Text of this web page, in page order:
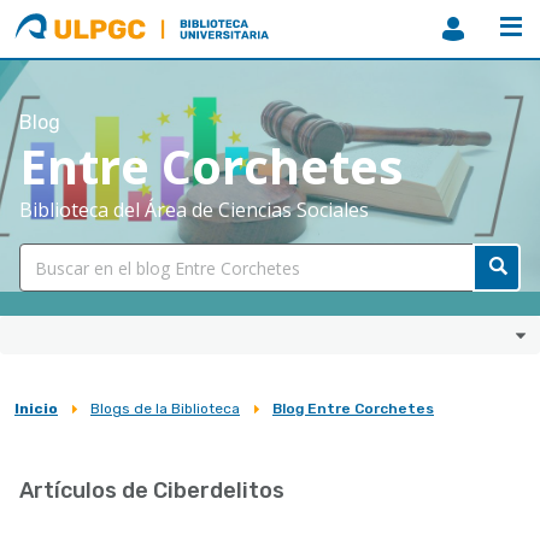
ULPGC
Biblioteca
ULPGC
Blog
Entre Corchetes
Biblioteca del Área de Ciencias Sociales
Sobrescribir
de
Inicio Blogs de la Biblioteca Blog Entre Corchetes
Artículos de Ciberdelitos